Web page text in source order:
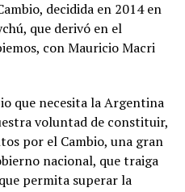
decidida en 2014 en
que derivó en el
con Mauricio Macri
que necesita la Argentina
voluntad de constituir,
por el Cambio, una gran
nacional, que traiga
permita superar la